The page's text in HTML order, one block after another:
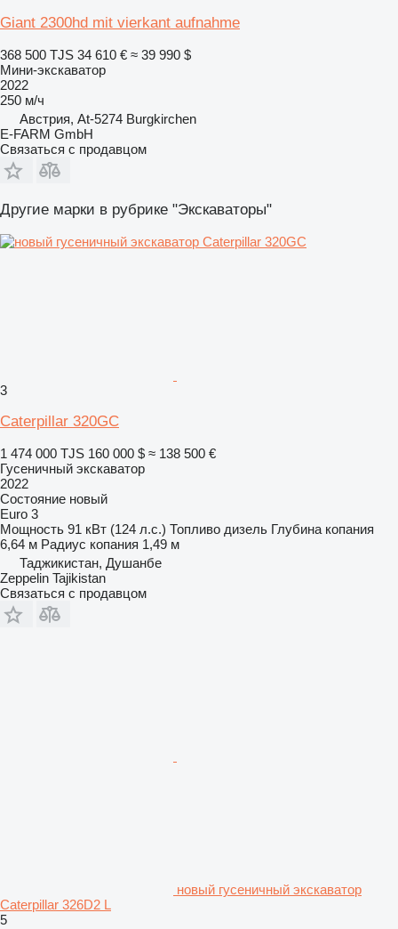
Giant 2300hd mit vierkant aufnahme
368 500 TJS 34 610 € ≈ 39 990 $
Мини-экскаватор
2022
250 м/ч
Австрия, At-5274 Burgkirchen
E-FARM GmbH
Связаться с продавцом
Другие марки в рубрике "Экскаваторы"
3
Caterpillar 320GC
1 474 000 TJS 160 000 $ ≈ 138 500 €
Гусеничный экскаватор
2022
Состояние новый
Euro 3
Мощность 91 кВт (124 л.с.) Топливо дизель Глубина копания
6,64 м Радиус копания 1,49 м
Таджикистан, Душанбе
Zeppelin Tajikistan
Связаться с продавцом
новый гусеничный экскаватор
Caterpillar 326D2 L
5